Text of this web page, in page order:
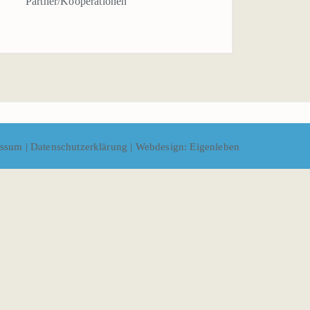
| Datenschutzerklärung | Webdesign: Eigenleben